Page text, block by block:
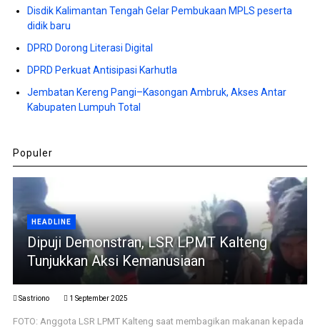
Disdik Kalimantan Tengah Gelar Pembukaan MPLS peserta
didik baru
DPRD Dorong Literasi Digital
DPRD Perkuat Antisipasi Karhutla
Jembatan Kereng Pangi–Kasongan Ambruk, Akses Antar
Kabupaten Lumpuh Total
Populer
HEADLINE
Dipuji Demonstran, LSR LPMT Kalteng
Tunjukkan Aksi Kemanusiaan
Sastriono 1 September 2025
FOTO: Anggota LSR LPMT Kalteng saat membagikan makanan kepada